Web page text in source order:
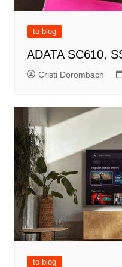
to blog
ADATA SC610,
Cristi Dorombach
to blog